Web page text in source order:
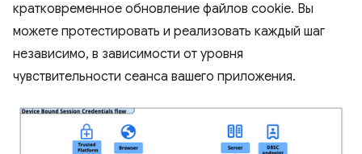
кратковременное обновление файлов cookie. Вы
можете протестировать и реализовать каждый шаг
независимо, в зависимости от уровня
чувствительности сеанса вашего приложения.